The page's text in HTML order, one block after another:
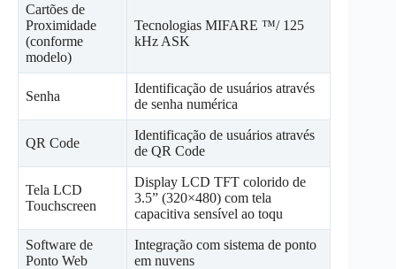
Cartões de
Proximidade
(conforme
modelo)
Tecnologias MIFARE ™/ 125
kHz ASK
Senha
Identificação de usuários através
de senha numérica
QR Code
Identificação de usuários através
de QR Code
Tela LCD
Touchscreen
Display LCD TFT colorido de
3.5” (320×480) com tela
capacitiva sensível ao toqu
Software de
Ponto Web
Integração com sistema de ponto
em nuvens